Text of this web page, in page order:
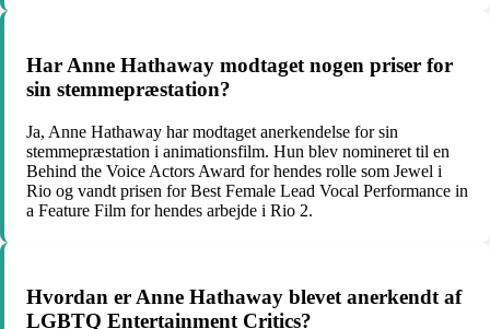
Har Anne Hathaway modtaget nogen priser for
sin stemmepræstation?
Ja, Anne Hathaway har modtaget anerkendelse for sin
stemmepræstation i animationsfilm. Hun blev nomineret til en
Behind the Voice Actors Award for hendes rolle som Jewel i
Rio og vandt prisen for Best Female Lead Vocal Performance in
a Feature Film for hendes arbejde i Rio 2.
Hvordan er Anne Hathaway blevet anerkendt af
LGBTQ Entertainment Critics?